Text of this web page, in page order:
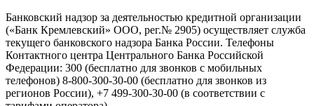
Банковский надзор за деятельностью кредитной организации
(«Банк Кремлевский» ООО, рег.№ 2905) осуществляет служба
текущего банковского надзора Банка России. Телефоны
Контактного центра Центрального Банка Российской
Федерации: 300 (бесплатно для звонков с мобильных
телефонов) 8-800-300-30-00 (бесплатно для звонков из
регионов России), +7 499-300-30-00 (в соответствии с